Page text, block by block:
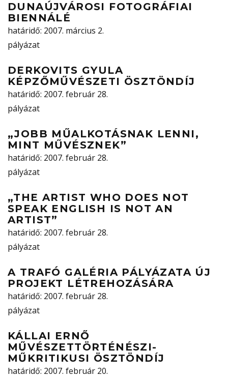
DUNAÚJVÁROSI FOTOGRÁFIAI
BIENNÁLÉ
határidő: 2007. március 2.
pályázat
DERKOVITS GYULA
KÉPZŐMŰVÉSZETI ÖSZTÖNDÍJ
határidő: 2007. február 28.
pályázat
„JOBB MŰALKOTÁSNAK LENNI,
MINT MŰVÉSZNEK”
határidő: 2007. február 28.
pályázat
„THE ARTIST WHO DOES NOT
SPEAK ENGLISH IS NOT AN
ARTIST”
határidő: 2007. február 28.
pályázat
A TRAFÓ GALÉRIA PÁLYÁZATA ÚJ
PROJEKT LÉTREHOZÁSÁRA
határidő: 2007. február 28.
pályázat
KÁLLAI ERNŐ
MŰVÉSZETTÖRTÉNÉSZI-
MŰKRITIKUSI ÖSZTÖNDÍJ
határidő: 2007. február 20.